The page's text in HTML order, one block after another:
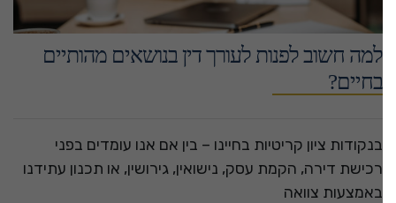
למה חשוב לפנות לעורך דין בנושאים מהותיים
בחיים?
בנקודות ציון קריטיות בחיינו – בין אם אנו עומדים בפני
רכישת דירה, הקמת עסק, נישואין, גירושין, או תכנון עתידנו
באמצעות צוואה